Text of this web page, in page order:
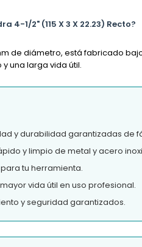
4-1/2" (115 X 3 X 22.23) Recto?
de diámetro, está fabricado
una larga vida útil.
y durabilidad garantizadas de
y limpio de metal y acero
tu herramienta.
mayor vida útil en uso profesional.
y seguridad garantizados.